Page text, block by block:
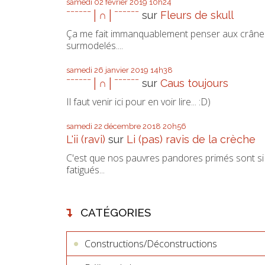
samedi 02 février 2019 10h24
ˉˉˉˉˉˉ│∩│ˉˉˉˉˉˉ sur Fleurs de skull
Ça me fait immanquablement penser aux
surmodelés....
samedi 26 janvier 2019 14h38
ˉˉˉˉˉˉ│∩│ˉˉˉˉˉˉ sur Caus toujours
Il faut venir ici pour en voir lire... :D)
samedi 22 décembre 2018 20h56
L'ii (ravi) sur Li (pas) ravis de la crèche
C'est que nos pauvres pandores primés sont si
fatigués...
CATÉGORIES
Constructions/Déconstructions